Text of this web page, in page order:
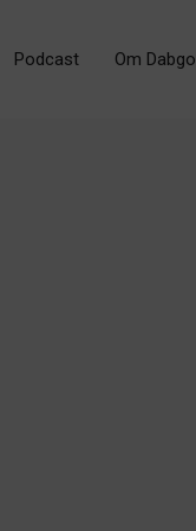
Podcast Om Dabgo